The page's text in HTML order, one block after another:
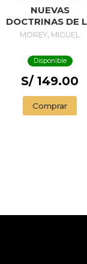
NUEVAS
DOCTRINAS DE
SOLEDAD
MOREY, MIGUEL
Disponible
S/ 149.00
Comprar